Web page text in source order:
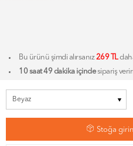
Bu ürünü şimdi alırsanız269 TL
10 saat 49 dakika içindesipariş
7 Stoğa